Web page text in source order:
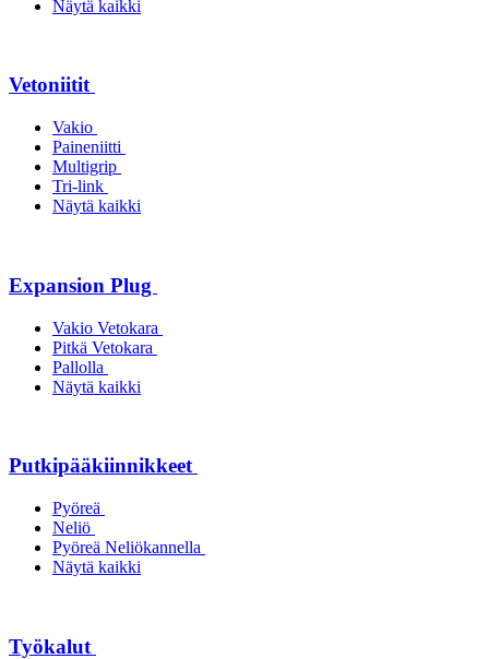
Näytä kaikki
Vetoniitit
Vakio
Paineniitti
Multigrip
Tri-link
Näytä kaikki
Expansion Plug
Vakio Vetokara
Pitkä Vetokara
Pallolla
Näytä kaikki
Putkipääkiinnikkeet
Pyöreä
Neliö
Pyöreä Neliökannella
Näytä kaikki
Työkalut